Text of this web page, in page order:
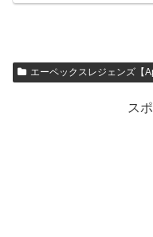
エーペックスレジェンズ【
ス